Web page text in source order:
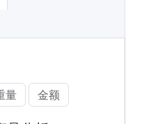
量 金额